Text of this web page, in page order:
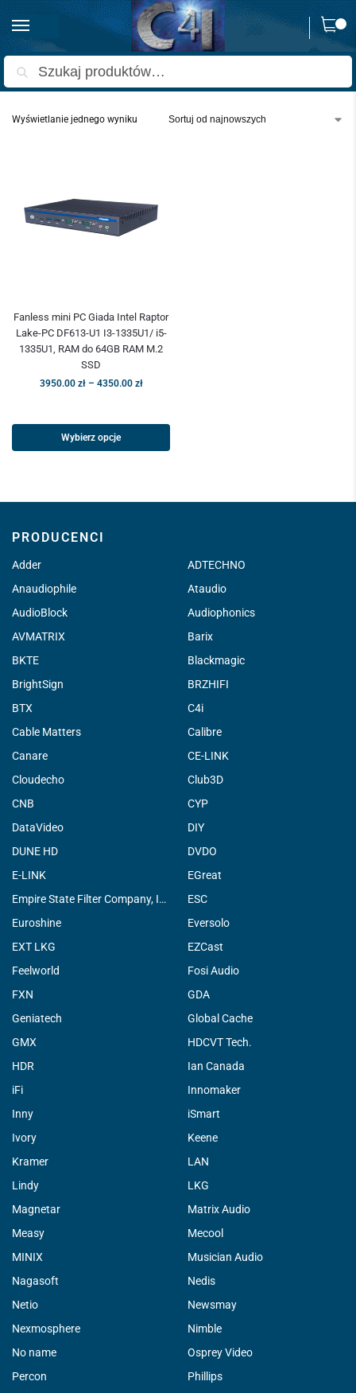
0
Strona główna Produkty oznaczone “Intel® Raptor Lake-P”
Wyświetlanie jednego wyniku
Fanless mini PC Giada Intel Raptor
Lake-PC DF613-U1 I3-1335U1/ i5-
1335U1, RAM do 64GB RAM M.2
SSD
3950.00 zł – 4350.00 zł
Wybierz opcje
PRODUCENCI
Adder
ADTECHNO
Anaudiophile
Ataudio
AudioBlock
Audiophonics
AVMATRIX
Barix
BKTE
Blackmagic
BrightSign
BRZHIFI
BTX
C4i
Cable Matters
Calibre
Canare
CE-LINK
Cloudecho
Club3D
CNB
CYP
DataVideo
DIY
DUNE HD
DVDO
E-LINK
EGreat
Empire State Filter Company, INC.
ESC
Euroshine
Eversolo
EXT LKG
EZCast
Feelworld
Fosi Audio
FXN
GDA
Geniatech
Global Cache
GMX
HDCVT Tech.
HDR
Ian Canada
iFi
Innomaker
Inny
iSmart
Ivory
Keene
Kramer
LAN
Lindy
LKG
Magnetar
Matrix Audio
Measy
Mecool
MINIX
Musician Audio
Nagasoft
Nedis
Netio
Newsmay
Nexmosphere
Nimble
No name
Osprey Video
Percon
Phillips